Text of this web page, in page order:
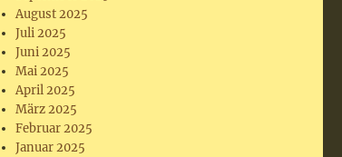
August 2025
Juli 2025
Juni 2025
Mai 2025
April 2025
März 2025
Februar 2025
Januar 2025